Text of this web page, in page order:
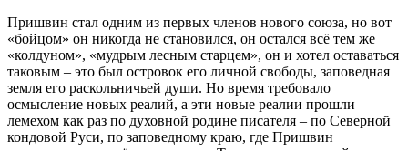
Пришвин стал одним из первых членов нового союза, но вот
«бойцом» он никогда не становился, он остался всё тем же
«колдуном», «мудрым лесным старцем», он и хотел оставаться
таковым – это был островок его личной свободы, заповедная
земля его раскольничьей души. Но время требовало
осмысление новых реалий, а эти новые реалии прошли
лемехом как раз по духовной родине писателя – по Северной
кондовой Руси, по заповедному краю, где Пришвин